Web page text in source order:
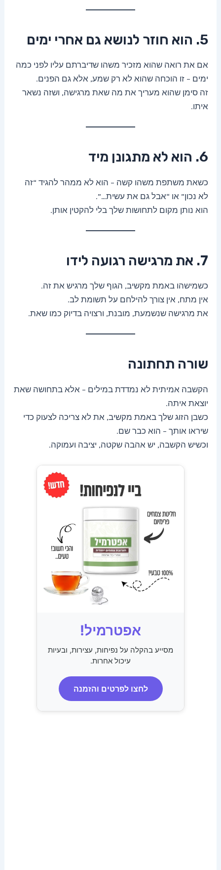
5. הוא חוזר לנושא גם אחרי ימים
אם את רואה שהוא מזכיר משהו שדיברתם עליו לפני כמה
ימים – זו הוכחה שהוא לא רק שמע, אלא גם הפנים.
זה סימן שהוא מעריך את מה שאת מרגישה, ושזה נשאר
איתו.
6. הוא לא מתגונן מיד
כשאת משתפת משהו קשה – הוא לא ממהר להגיד “זה
לא נכון” או “אבל גם את עשית…”.
הוא נותן מקום לתחושות שלך בלי להקטין אותן.
7. את מרגישה רגועה לידו
כשמישהו באמת מקשיב, הגוף שלך מרגיש את זה.
אין מתח, אין צורך להילחם על תשומת לב.
את מרגישה שנשמעת, מובנת, ורצויה בדיוק כמו שאת.
שורה תחתונה
הקשבה אמיתית לא נמדדת במילים – אלא בתחושה שאת
יוצאת איתה.
כשבן הזוג שלך באמת מקשיב, את לא צריכה לצעוק כדי
שיראו אותך – הוא כבר שם.
וכשיש הקשבה, יש אהבה שקטה, יציבה ועמוקה.
אפטרמיל!
מסייע בהקלה על נפיחות, עצירות, ובעיות
עיכול אחרות.
לחצו לפרטים והזמנה